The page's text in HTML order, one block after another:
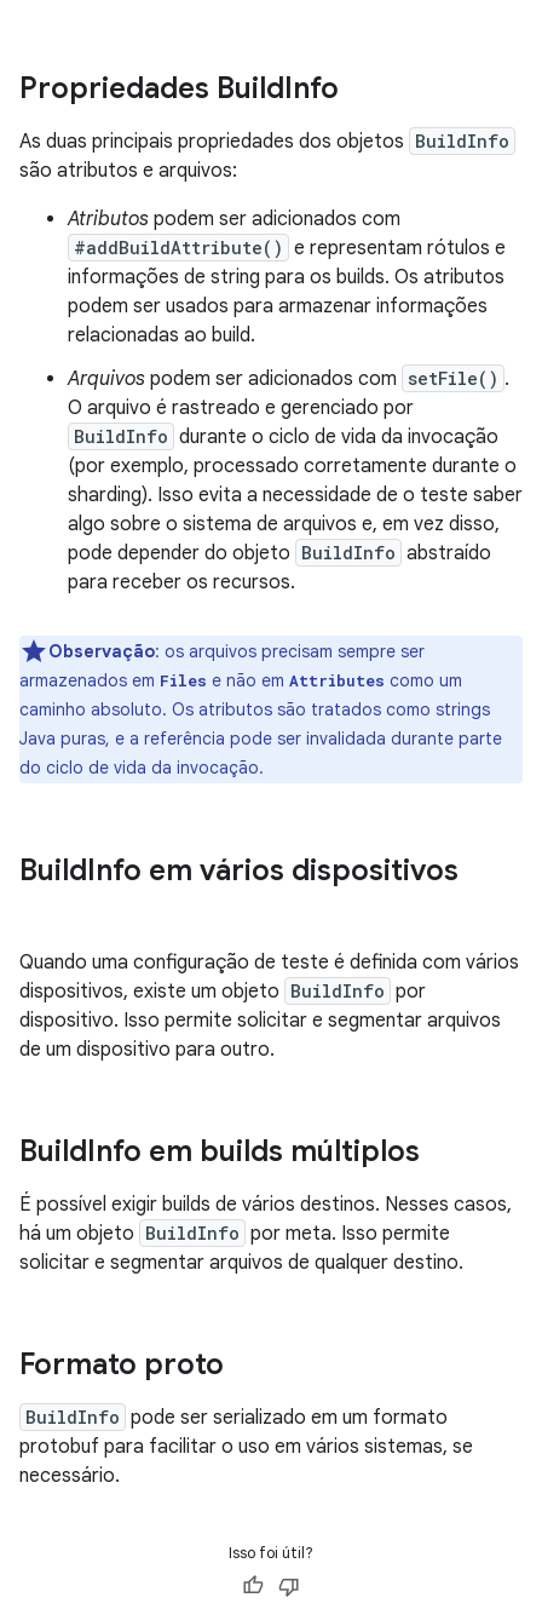
Propriedades BuildInfo
As duas principais propriedades dos objetos BuildInfo
são atributos e arquivos:
Atributos podem ser adicionados com
#addBuildAttribute() e representam rótulos e
informações de string para os builds. Os atributos
podem ser usados para armazenar informações
relacionadas ao build.
Arquivos podem ser adicionados com setFile() .
O arquivo é rastreado e gerenciado por
BuildInfo durante o ciclo de vida da invocação
(por exemplo, processado corretamente durante o
sharding). Isso evita a necessidade de o teste saber
algo sobre o sistema de arquivos e, em vez disso,
pode depender do objeto BuildInfo abstraído
para receber os recursos.
Observação: os arquivos precisam sempre ser
armazenados em Files e não em Attributes como um
caminho absoluto. Os atributos são tratados como strings
Java puras, e a referência pode ser invalidada durante parte
do ciclo de vida da invocação.
BuildInfo em vários dispositivos
Quando uma configuração de teste é definida com vários
dispositivos, existe um objeto BuildInfo por
dispositivo. Isso permite solicitar e segmentar arquivos
de um dispositivo para outro.
BuildInfo em builds múltiplos
É possível exigir builds de vários destinos. Nesses casos,
há um objeto BuildInfo por meta. Isso permite
solicitar e segmentar arquivos de qualquer destino.
Formato proto
BuildInfo pode ser serializado em um formato
protobuf para facilitar o uso em vários sistemas, se
necessário.
Isso foi útil?